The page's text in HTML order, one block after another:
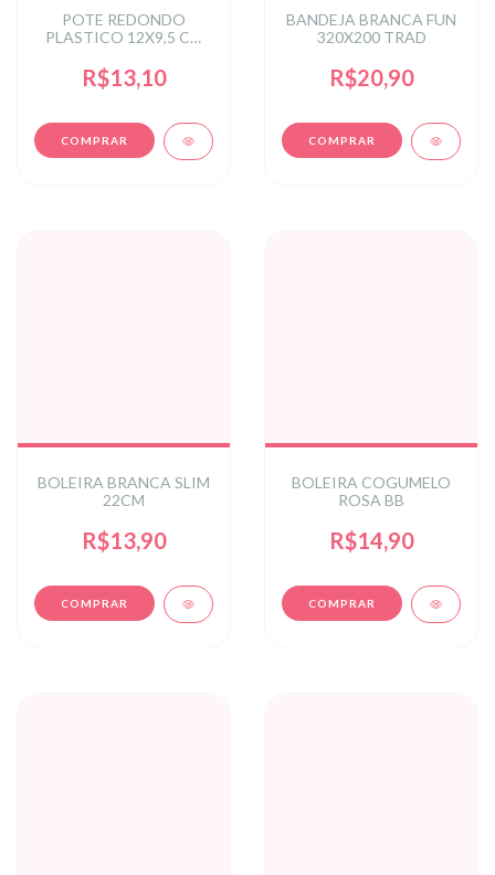
POTE REDONDO
PLASTICO 12X9,5 CM
R$13,10
BANDEJA BRANCA FUN
320X200 TRAD
R$20,90
BOLEIRA BRANCA SLIM
22CM
R$13,90
BOLEIRA COGUMELO
ROSA BB
R$14,90